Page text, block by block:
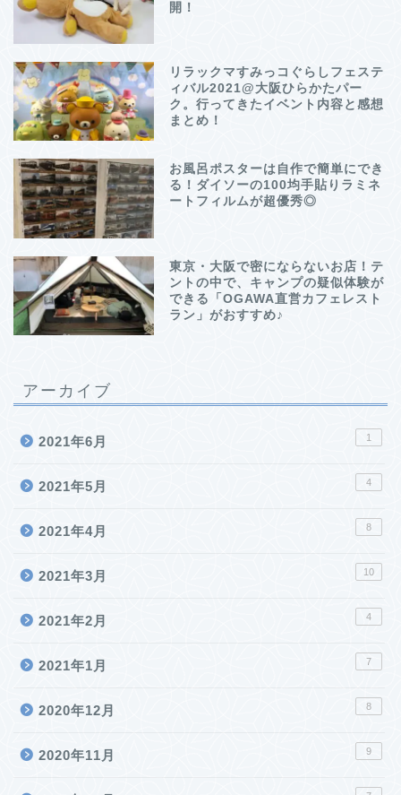
開！
リラックマすみっコぐらしフェステ
ィバル2021@大阪ひらかたパー
ク。行ってきたイベント内容と感想
まとめ！
お風呂ポスターは自作で簡単にでき
る！ダイソーの100均手貼りラミネ
ートフィルムが超優秀◎
東京・大阪で密にならないお店！テ
ントの中で、キャンプの疑似体験が
できる「OGAWA直営カフェレスト
ラン」がおすすめ♪
アーカイブ
2021年6月 1
2021年5月 4
2021年4月 8
2021年3月 10
2021年2月 4
2021年1月 7
2020年12月 8
2020年11月 9